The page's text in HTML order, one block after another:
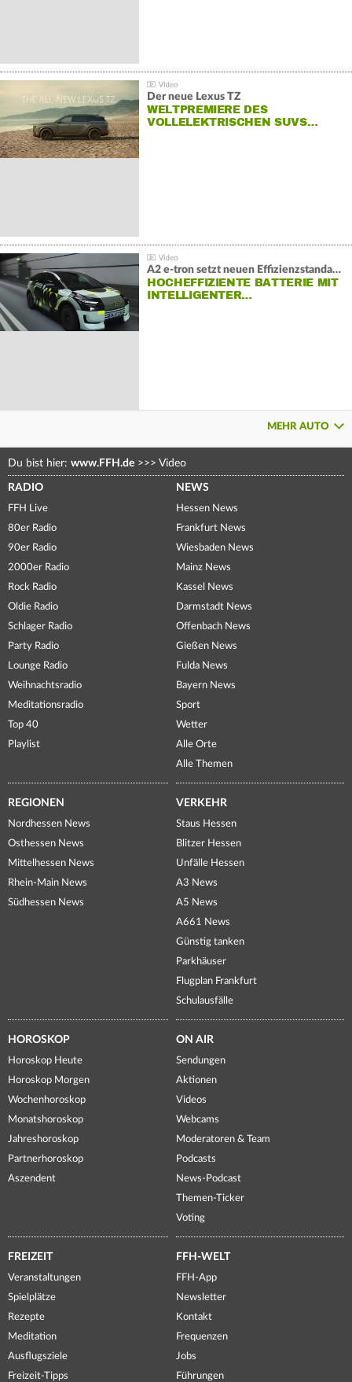
Der neue Lexus TZ
WELTPREMIERE DES
VOLLELEKTRISCHEN SUVS…
A2 e-tron setzt neuen Effizienzstandard bei Audi
HOCHEFFIZIENTE BATTERIE MIT
INTELLIGENTER…
MEHR AUTO
Du bist hier: www.FFH.de >>> Video
RADIO
FFH Live
80er Radio
90er Radio
2000er Radio
Rock Radio
Oldie Radio
Schlager Radio
Party Radio
Lounge Radio
Weihnachtsradio
Meditationsradio
Top 40
Playlist
NEWS
Hessen News
Frankfurt News
Wiesbaden News
Mainz News
Kassel News
Darmstadt News
Offenbach News
Gießen News
Fulda News
Bayern News
Sport
Wetter
Alle Orte
Alle Themen
REGIONEN
Nordhessen News
Osthessen News
Mittelhessen News
Rhein-Main News
Südhessen News
VERKEHR
Staus Hessen
Blitzer Hessen
Unfälle Hessen
A3 News
A5 News
A661 News
Günstig tanken
Parkhäuser
Flugplan Frankfurt
Schulausfälle
HOROSKOP
Horoskop Heute
Horoskop Morgen
Wochenhoroskop
Monatshoroskop
Jahreshoroskop
Partnerhoroskop
Aszendent
ON AIR
Sendungen
Aktionen
Videos
Webcams
Moderatoren & Team
Podcasts
News-Podcast
Themen-Ticker
Voting
FREIZEIT
Veranstaltungen
Spielplätze
Rezepte
Meditation
Ausflugsziele
Freizeit-Tipps
FFH-WELT
FFH-App
Newsletter
Kontakt
Frequenzen
Jobs
Führungen